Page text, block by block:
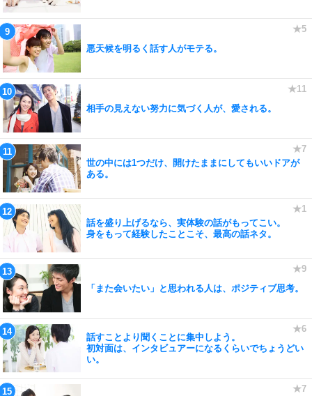
悪天候を明るく話す人がモテる。
相手の見えない努力に気づく人が、愛される。
世の中には1つだけ、開けたままにしてもいいドアが
ある。
話を盛り上げるなら、実体験の話がもってこい。
身をもって経験したことこそ、最高の話ネタ。
「また会いたい」と思われる人は、ポジティブ思考。
話すことより聞くことに集中しよう。
初対面は、インタビュアーになるくらいでちょうどい
い。